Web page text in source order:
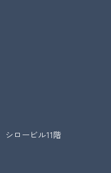
シロービル11階